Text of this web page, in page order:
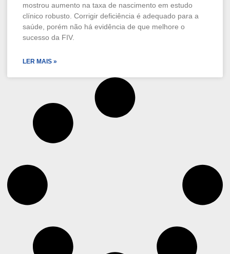
mostrou aumento na taxa de nascimento em estudo
clínico robusto. Corrigir deficiência é adequado para a
saúde, porém não há evidência de que melhore o
sucesso da FIV.
LER MAIS »